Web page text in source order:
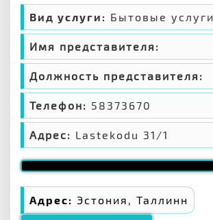
Вид услуги: Бытовые услуги
Имя представителя:
Должность представителя:
Телефон: 58373670
Адрес: Lastekodu 31/1
Адрес: Эстония, Таллинн